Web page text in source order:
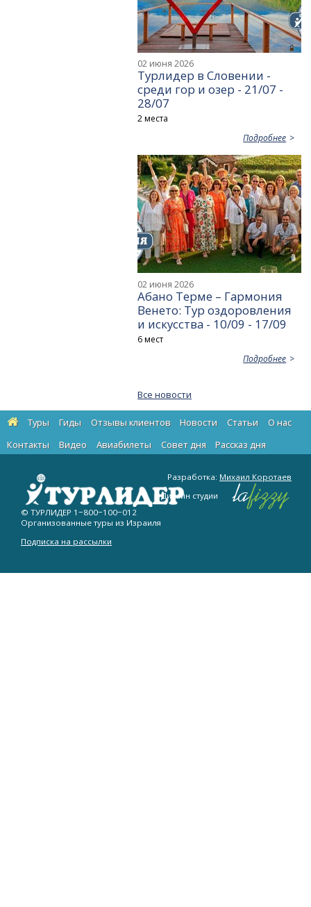
02 июня 2026
Турлидер в Словении -
среди гор и озер - 21/07 -
28/07
2 места
Подробнее
02 июня 2026
Абано Терме – Гармония
Венето: Тур оздоровления
и искусства - 10/09 - 17/09
6 мест
Подробнее
Все новости
Туры Гиды Отзывы клиентов Новости Статьи
О нас
Контакты
Видео Авиабилеты Cовет дня Рассказ дня
© ТУРЛИДЕР 1−800−100−012
Организованные туры из Израиля
Подписка на рассылки
Разработка: Михаил Коротаев
Дизайн студии